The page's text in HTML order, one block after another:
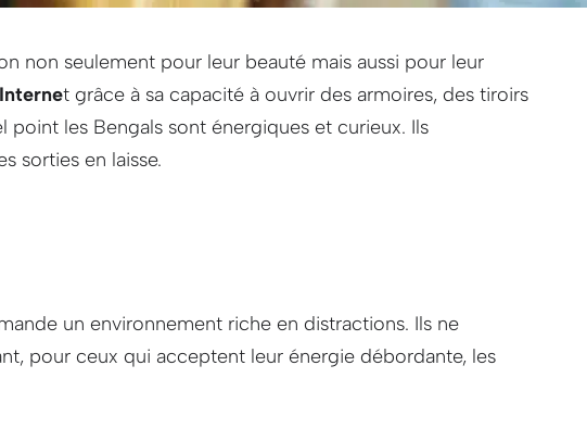
non seulement pour leur beauté mais aussi pour leur
t grâce à sa capacité à ouvrir des armoires, des tiroirs
les Bengals sont énergiques et curieux. Ils
sorties en laisse.
un environnement riche en distractions. Ils ne
pour ceux qui acceptent leur énergie débordante, les